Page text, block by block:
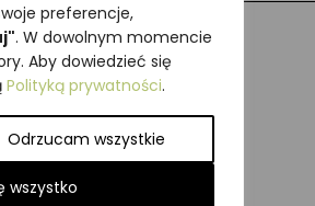
preferencje,
. W dowolnym momencie
Aby dowiedzieć się
Polityką prywatności.
Odrzucam wszystkie
wszystko
ostatnich 30 dni:65,00
,Owady,Pozostałe